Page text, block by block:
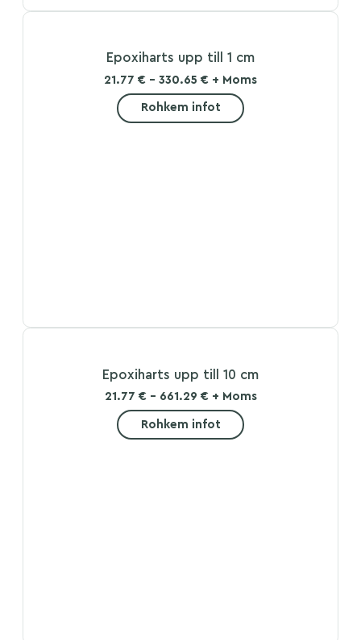
Epoxiharts upp till 1 cm
21.77 € - 330.65 € + Moms
Rohkem infot
Epoxiharts upp till 10 cm
21.77 € - 661.29 € + Moms
Rohkem infot